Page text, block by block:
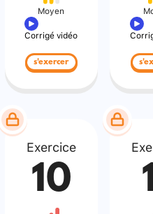
Moyen
Corrigé vidéo
s'exercer
Exercice
10